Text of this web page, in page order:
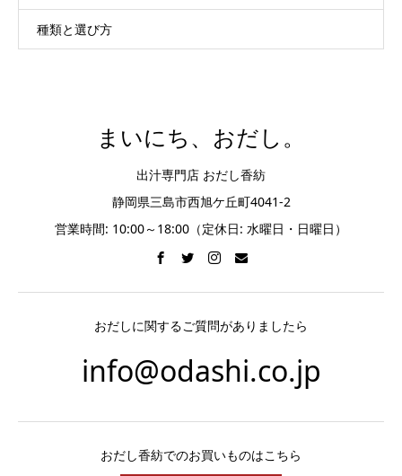
種類と選び方
まいにち、おだし。
出汁専門店 おだし香紡
静岡県三島市西旭ケ丘町4041-2
営業時間: 10:00～18:00（定休日: 水曜日・日曜日）
おだしに関するご質問がありましたら
info@odashi.co.jp
おだし香紡でのお買いものはこちら